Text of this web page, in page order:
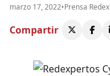
marzo 17, 2022•Prensa Redex
Compartir